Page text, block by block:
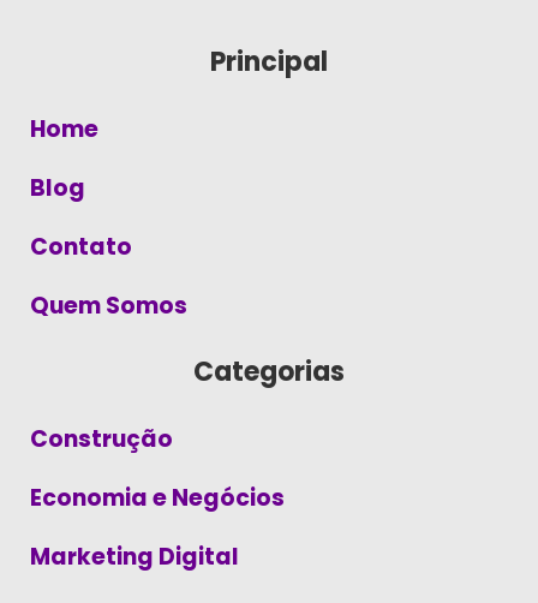
Principal
Home
Blog
Contato
Quem Somos
Categorias
Construção
Economia e Negócios
Marketing Digital